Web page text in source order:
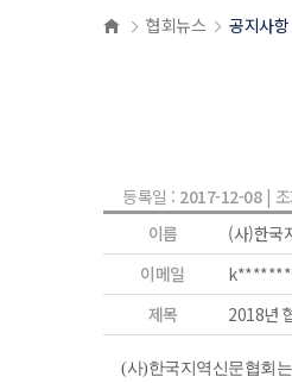
협회뉴스 공지사항
등록일 : 2017-12-08| 조
이름
(사)한국
이메일
제목
2018년
(사)한국지역신문협회